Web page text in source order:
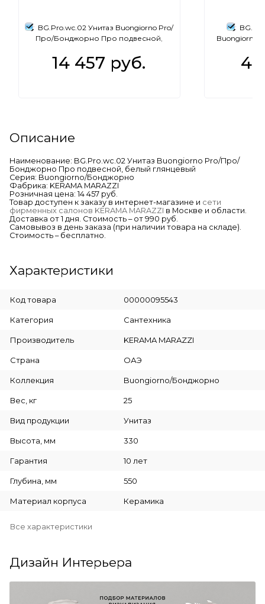
BG.Pro.wc.02 Унитаз Buongiorno Pro/
Про/Бонджорно Про подвесной,
14 457 руб.
Buongiorno
4
Описание
Наименование: BG.Pro.wc.02 Унитаз Buongiorno Pro/Про/
Бонджорно Про подвесной, белый глянцевый
Серия: Buongiorno/Бонджорно
Фабрика: KERAMA MARAZZI
Розничная цена: 14 457 руб.
Товар доступен к заказу в интернет-магазине и сети
фирменных салонов KERAMA MARAZZI в Москве и области.
Доставка от 1 дня. Стоимость – от 990 руб.
Самовывоз в день заказа (при наличии товара на складе).
Стоимость – бесплатно.
Характеристики
Код товара 00000095543
Категория Сантехника
Производитель KERAMA MARAZZI
Страна ОАЭ
Коллекция Buongiorno/Бонджорно
Вес, кг 25
Вид продукции Унитаз
Высота, мм 330
Гарантия 10 лет
Глубина, мм 550
Материал корпуса Керамика
Все характеристики
Дизайн Интерьера